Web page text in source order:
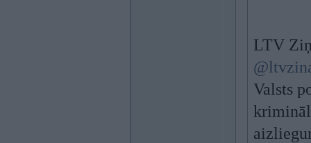
LTV
Valsts